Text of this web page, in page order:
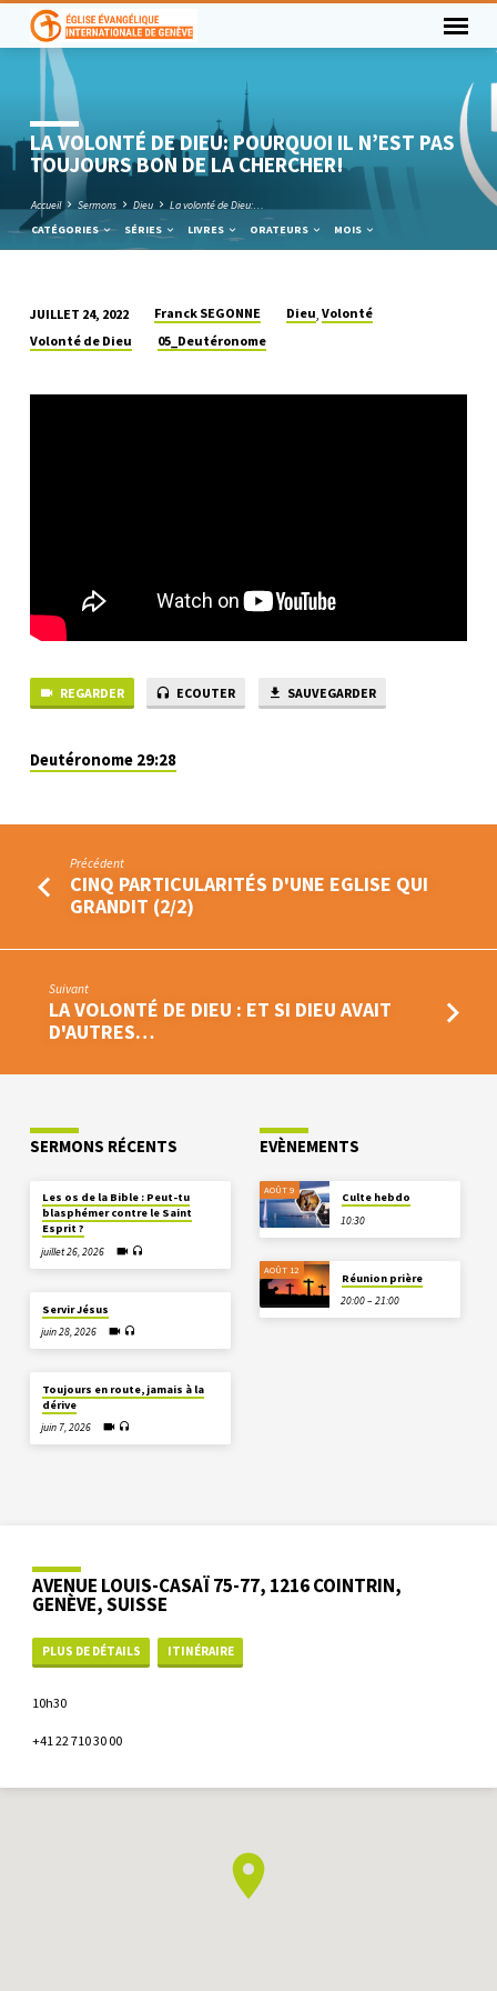
LA VOLONTÉ DE DIEU: POURQUOI IL N’EST PAS
TOUJOURS BON DE LA CHERCHER!
Accueil Sermons Dieu
La volonté de Dieu:…
CATÉGORIES
SÉRIES LIVRES ORATEURS MOIS
LA
DE
LA
JUILLET 24, 2022 Franck SEGONNE Dieu,Volonté
Volonté de Dieu
05_Deutéronome
REGARDER ECOUTER SAUVEGARDER
Deutéronome 29:28
Précédent
CINQ PARTICULARITÉS D'UNE EGLISE QUI
GRANDIT (2/2)
Suivant
LA VOLONTÉ DE DIEU : ET SI DIEU AVAIT
D'AUTRES…
SERMONS RÉCENTS
Les os de la Bible : Peut-tu
blasphémer contre le Saint
Esprit ?
juillet 26, 2026
Servir Jésus
juin 28, 2026
Toujours en route, jamais à la
dérive
juin 7, 2026
EVÈNEMENTS
AOÛT 9
Culte hebdo
10:30
AOÛT 12
Réunion prière
20:00 – 21:00
AVENUE LOUIS-CASAÏ 75-77, 1216 COINTRIN,
GENÈVE, SUISSE
PLUS DE DÉTAILS ITINÉRAIRE
10h30
+41 22 710 30 00